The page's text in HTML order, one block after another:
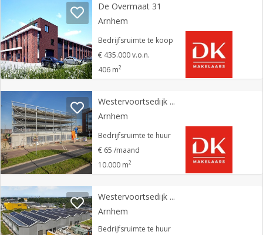
De Overmaat 31
Arnhem
Bedrijfsruimte te koop
€ 435.000 v.o.n.
406 m2
Westervoortsedijk 0 ong
Arnhem
Bedrijfsruimte te huur
€ 65 /maand
10.000 m2
Westervoortsedijk 73 AR
Arnhem
Bedrijfsruimte te huur